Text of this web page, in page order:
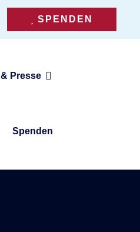
SPENDEN
Presse
Spenden